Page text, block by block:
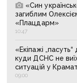
«Син
загиблим
«Плацдарм»
10:47
«Екіпажі
куди ДСНС не
ситуацій у
09:00